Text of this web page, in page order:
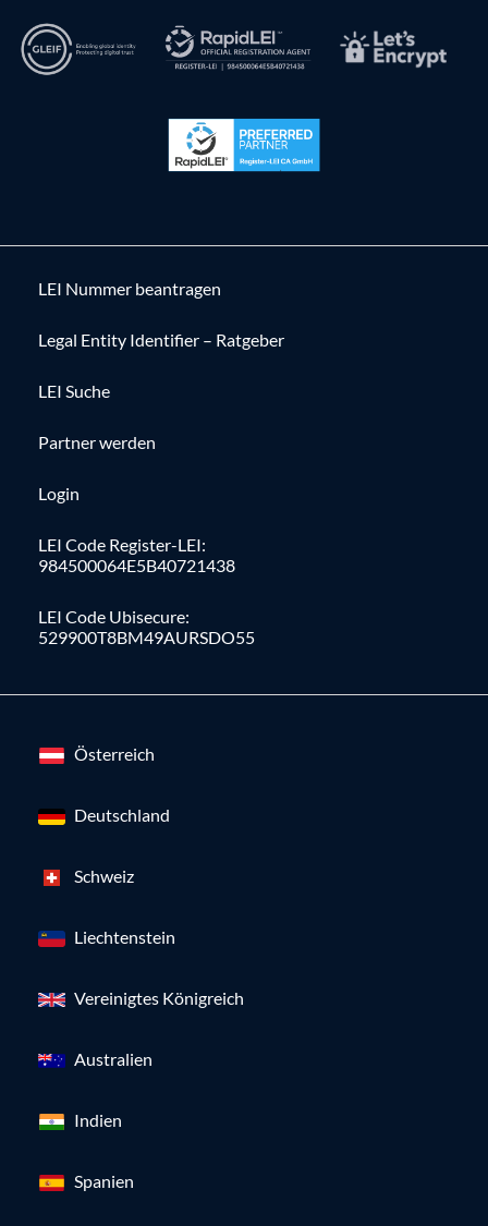
LEI Nummer beantragen
Legal Entity Identifier – Ratgeber
LEI Suche
Partner werden
Login
LEI Code Register-LEI:
984500064E5B40721438
LEI Code Ubisecure:
529900T8BM49AURSDO55
Österreich
Deutschland
Schweiz
Liechtenstein
Vereinigtes Königreich
Australien
Indien
Spanien